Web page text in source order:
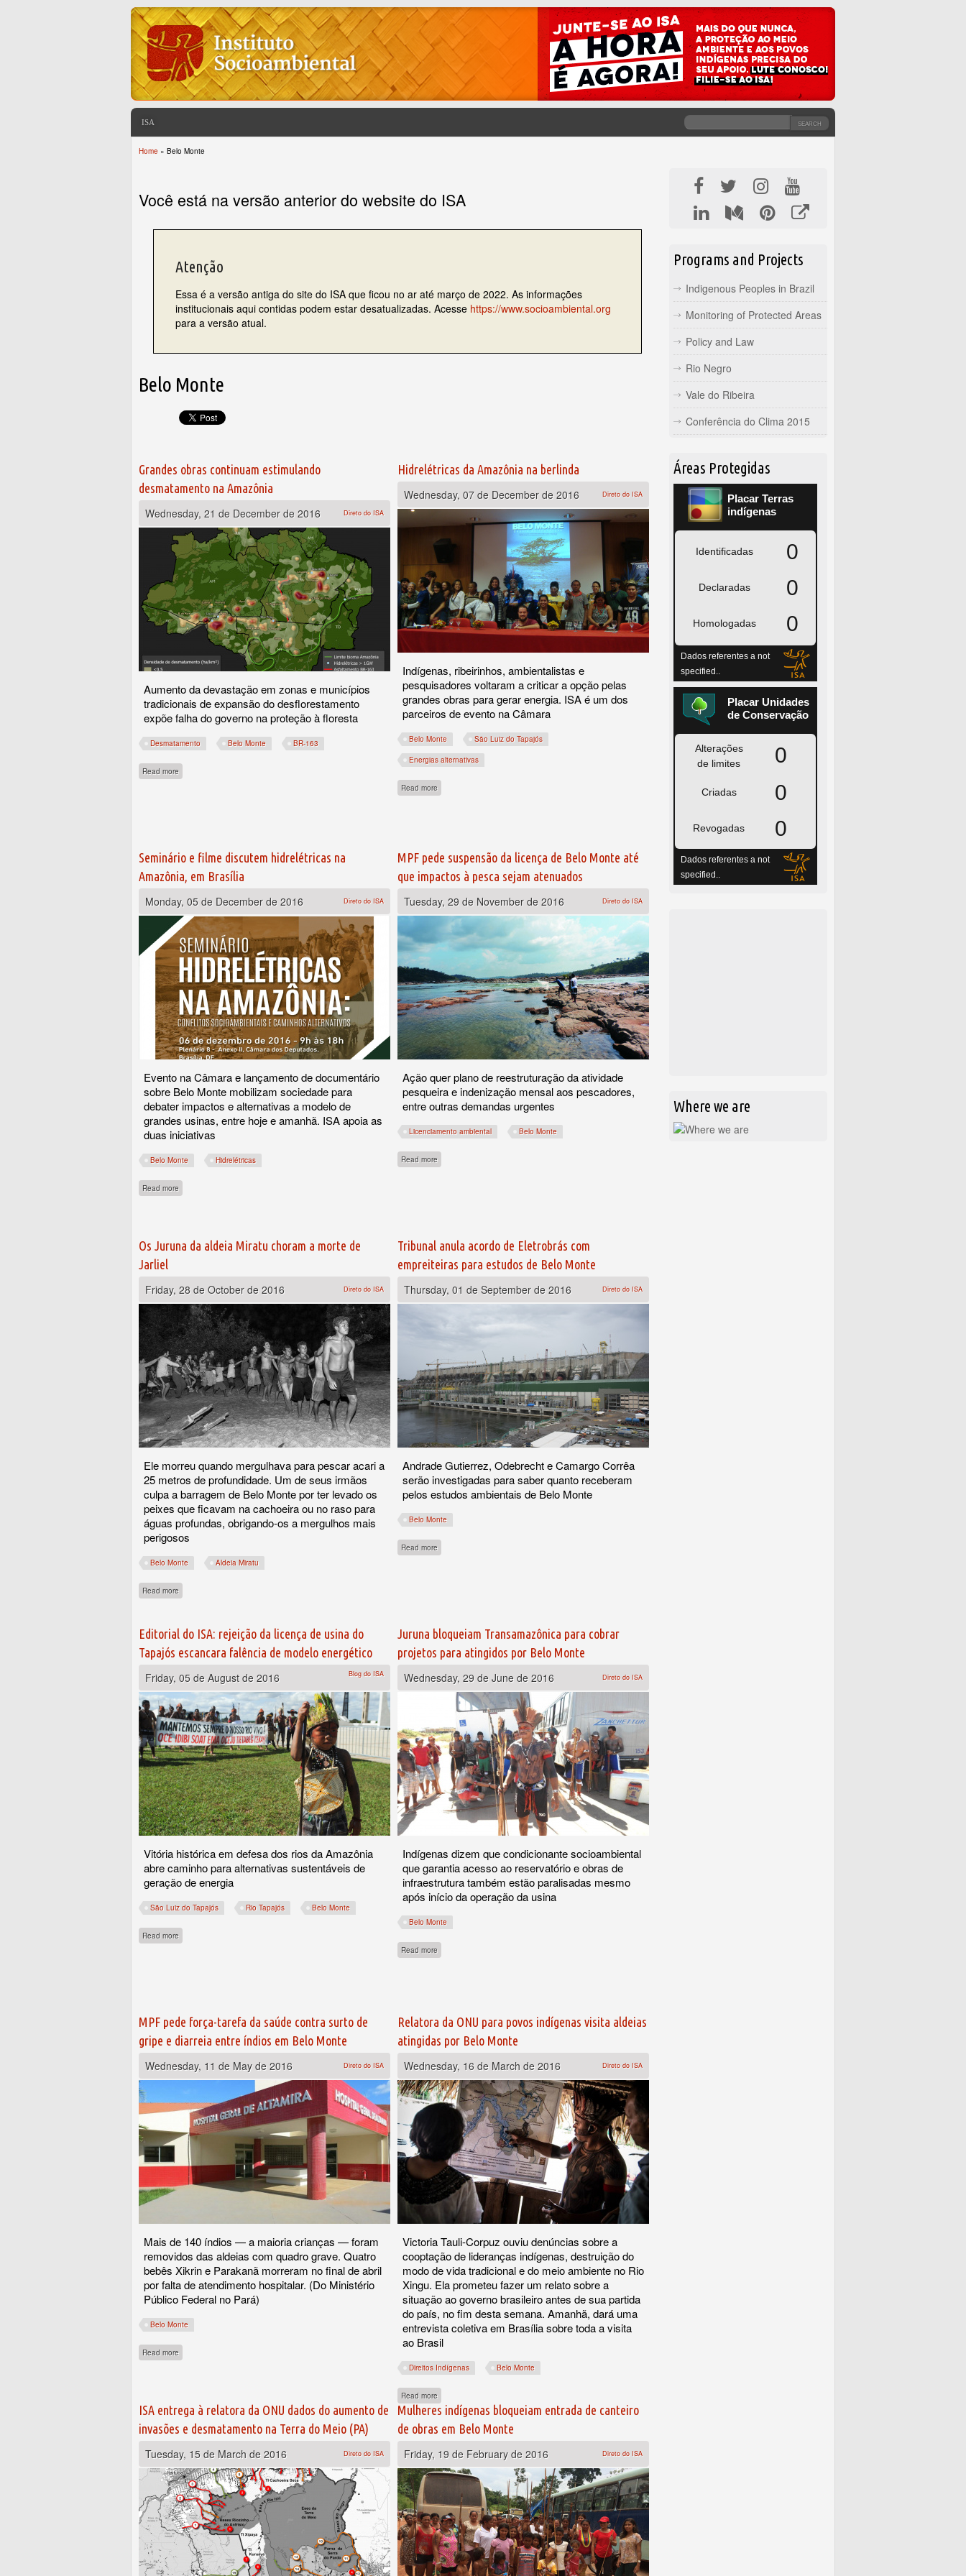
ISA
SEARCH FORM
SEARCH
Home » Belo Monte
Você está na versão anterior do website do ISA
Atenção
Essa é a versão antiga do site do ISA que ficou no ar até março de 2022. As informações
institucionais aqui contidas podem estar desatualizadas. Acesse https://www.socioambiental.org
para a versão atual.
Belo Monte
Grandes obras continuam estimulando
desmatamento na Amazônia
Wednesday, 21 de December de 2016
Direto do ISA
Aumento da devastação em zonas e municípios
tradicionais de expansão do desflorestamento
expõe falha do governo na proteção à floresta
Desmatamento Belo Monte BR-163
Read more
Hidrelétricas da Amazônia na berlinda
Wednesday, 07 de December de 2016
Direto do ISA
Indígenas, ribeirinhos, ambientalistas e
pesquisadores voltaram a criticar a opção pelas
grandes obras para gerar energia. ISA é um dos
parceiros de evento na Câmara
Belo Monte São Luiz do Tapajós
Energias alternativas
Read more
Seminário e filme discutem hidrelétricas na
Amazônia, em Brasília
Monday, 05 de December de 2016
Direto do ISA
Evento na Câmara e lançamento de documentário
sobre Belo Monte mobilizam sociedade para
debater impactos e alternativas a modelo de
grandes usinas, entre hoje e amanhã. ISA apoia as
duas iniciativas
Belo Monte Hidrelétricas
Read more
MPF pede suspensão da licença de Belo Monte até
que impactos à pesca sejam atenuados
Tuesday, 29 de November de 2016
Direto do ISA
Ação quer plano de reestruturação da atividade
pesqueira e indenização mensal aos pescadores,
entre outras demandas urgentes
Licenciamento ambiental Belo Monte
Read more
Os Juruna da aldeia Miratu choram a morte de
Jarliel
Friday, 28 de October de 2016
Direto do ISA
Ele morreu quando mergulhava para pescar acari a
25 metros de profundidade. Um de seus irmãos
culpa a barragem de Belo Monte por ter levado os
peixes que ficavam na cachoeira ou no raso para
águas profundas, obrigando-os a mergulhos mais
perigosos
Belo Monte Aldeia Miratu
Read more
Tribunal anula acordo de Eletrobrás com
empreiteiras para estudos de Belo Monte
Thursday, 01 de September de 2016
Direto do ISA
Andrade Gutierrez, Odebrecht e Camargo Corrêa
serão investigadas para saber quanto receberam
pelos estudos ambientais de Belo Monte
Belo Monte
Read more
Editorial do ISA: rejeição da licença de usina do
Tapajós escancara falência de modelo energético
Friday, 05 de August de 2016
Blog do ISA
Vitória histórica em defesa dos rios da Amazônia
abre caminho para alternativas sustentáveis de
geração de energia
São Luiz do Tapajós Rio Tapajós Belo Monte
Read more
Juruna bloqueiam Transamazônica para cobrar
projetos para atingidos por Belo Monte
Wednesday, 29 de June de 2016
Direto do ISA
Indígenas dizem que condicionante socioambiental
que garantia acesso ao reservatório e obras de
infraestrutura também estão paralisadas mesmo
após início da operação da usina
Belo Monte
Read more
MPF pede força-tarefa da saúde contra surto de
gripe e diarreia entre índios em Belo Monte
Wednesday, 11 de May de 2016
Direto do ISA
Mais de 140 índios — a maioria crianças — foram
removidos das aldeias com quadro grave. Quatro
bebês Xikrin e Parakanã morreram no final de abril
por falta de atendimento hospitalar. (Do Ministério
Público Federal no Pará)
Belo Monte
Read more
Relatora da ONU para povos indígenas visita aldeias
atingidas por Belo Monte
Wednesday, 16 de March de 2016
Direto do ISA
Victoria Tauli-Corpuz ouviu denúncias sobre a
cooptação de lideranças indígenas, destruição do
modo de vida tradicional e do meio ambiente no Rio
Xingu. Ela prometeu fazer um relato sobre a
situação ao governo brasileiro antes de sua partida
do país, no fim desta semana. Amanhã, dará uma
entrevista coletiva em Brasília sobre toda a visita
ao Brasil
Direitos Indígenas Belo Monte
Read more
ISA entrega à relatora da ONU dados do aumento de
invasões e desmatamento na Terra do Meio (PA)
Tuesday, 15 de March de 2016
Direto do ISA
Mulheres indígenas bloqueiam entrada de canteiro
de obras em Belo Monte
Friday, 19 de February de 2016
Direto do ISA
Pages
Programs and Projects
Indigenous Peoples in Brazil
Monitoring of Protected Areas
Policy and Law
Rio Negro
Vale do Ribeira
Conferência do Clima 2015
Áreas Protegidas
Where we are